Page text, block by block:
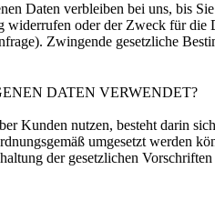
Daten verbleiben bei uns, bis
oder der Zweck für die
Zwingende gesetzliche
DATEN VERWENDET?
Kunden nutzen, besteht darin
umgesetzt werden
der gesetzlichen